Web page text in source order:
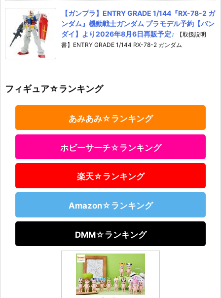
【ガンプラ】ENTRY GRADE 1/144『RX-78-2 ガ
ンダム』機動戦士ガンダム プラモデル予約【バン
ダイ】より2026年8月6日再販予定♪
【取扱説明
書】ENTRY GRADE 1/144 RX-78-2 ガンダム
フィギュア☆ランキング
あみあみ☆ランキング
ホビーサーチ☆ランキング
楽天☆ランキング
Amazon☆ランキング
DMM☆ランキング